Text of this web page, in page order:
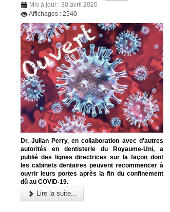
Mis à jour : 30 avril 2020
Affichages : 2540
Dr. Julian Perry, en collaboration avec d'autres
autorités en dentisterie du Royaume-Uni, a
publié des lignes directrices sur la façon dont
les cabinets dentaires peuvent recommencer à
ouvrir leurs portes après la fin du confinement
dû au COVID-19.
Lire la suite...